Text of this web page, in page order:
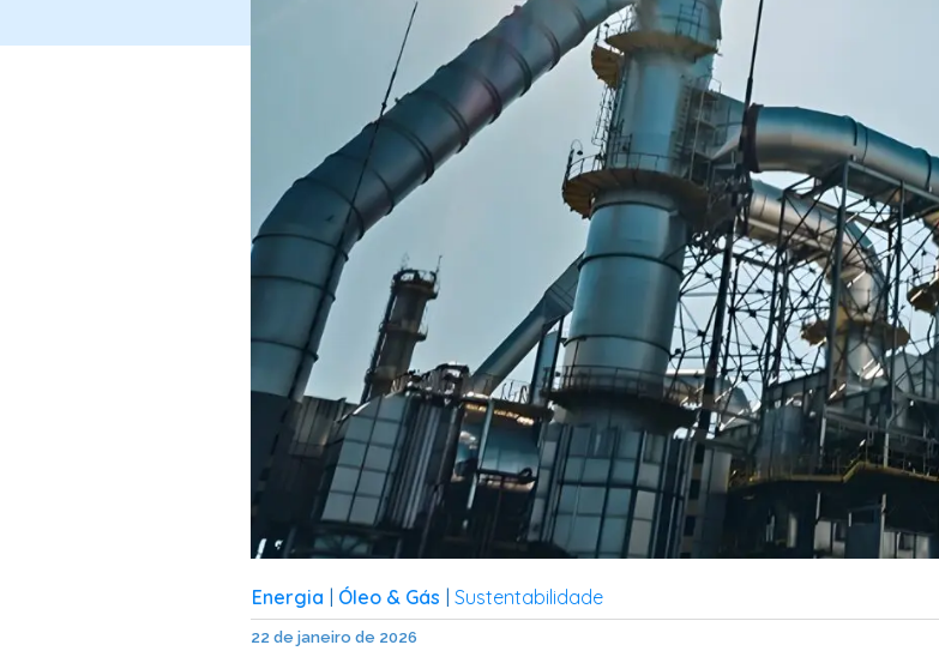
Energia Óleo & Gás Sustentabilidade
22 de janeiro de 2026